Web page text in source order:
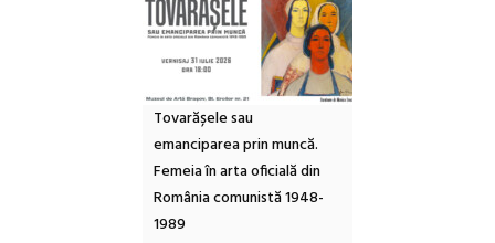
Tovarășele sau
emanciparea prin muncă.
Femeia în arta oficială din
România comunistă 1948-
1989